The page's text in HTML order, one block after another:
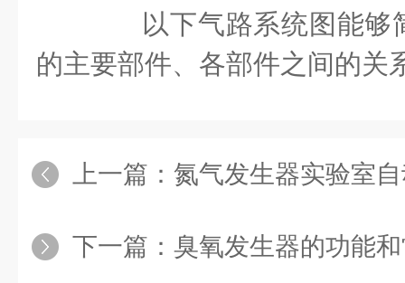
以下气路系统图能够
的主要部件、各部件之间的关
上一篇： 氮气发生器实验室自动进样
下一篇： 臭氧发生器的功能